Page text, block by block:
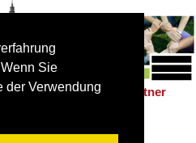
Sie
der Verwendung
| Berufsorientierung Partner